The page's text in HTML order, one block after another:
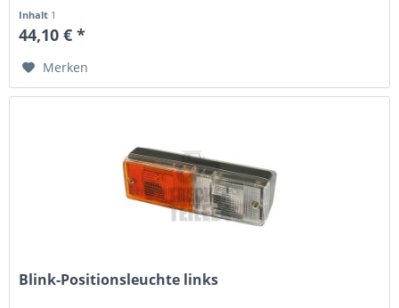
Inhalt 1
44,10 € *
Merken
Blink-Positionsleuchte links